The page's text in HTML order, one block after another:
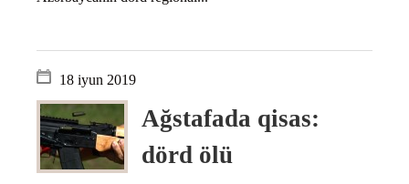
18 iyun 2019
Ağstafada qisas:
dörd ölü